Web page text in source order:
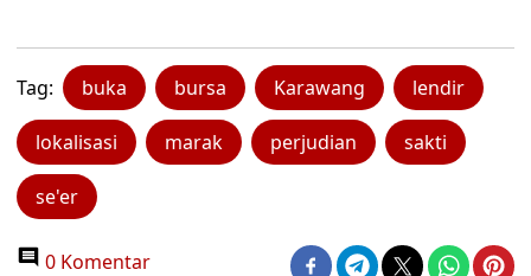
Tag: buka bursa Karawang lendir
lokalisasi marak perjudian sakti
se'er
0 Komentar